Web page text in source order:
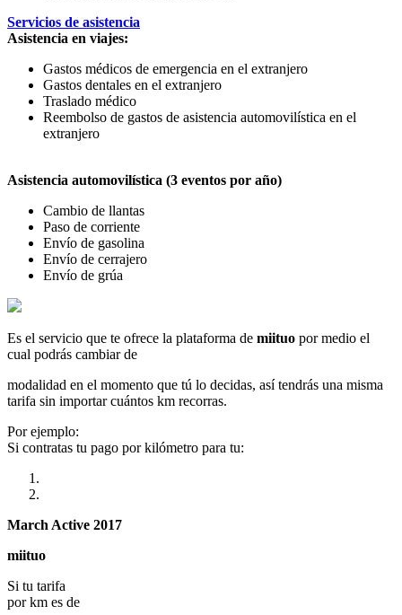
Servicios de asistencia
Asistencia en viajes:
Gastos médicos de emergencia en el extranjero
Gastos dentales en el extranjero
Traslado médico
Reembolso de gastos de asistencia automovilística en el
extranjero
Asistencia automovilística (3 eventos por año)
Cambio de llantas
Paso de corriente
Envío de gasolina
Envío de cerrajero
Envío de grúa
Es el servicio que te ofrece la plataforma de miituo por medio el
cual podrás cambiar de
modalidad en el momento que tú lo decidas, así tendrás una misma
tarifa sin importar cuántos km recorras.
Por ejemplo:
Si contratas tu pago por kilómetro para tu:
March Active 2017
miituo
Si tu tarifa
por km es de